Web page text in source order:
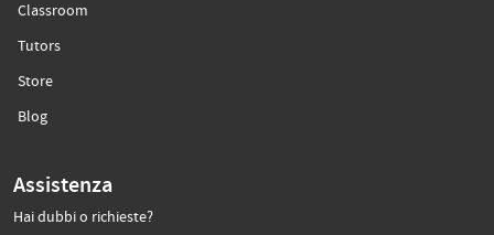
Classroom
Tutors(si apre in un’altra scheda)
Store(si apre in un’altra scheda)
Blog(si apre in un’altra scheda)
Assistenza
Hai dubbi o richieste?